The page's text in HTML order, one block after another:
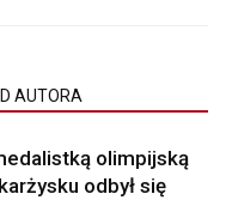
AUTORA
olimpijską
odbył się